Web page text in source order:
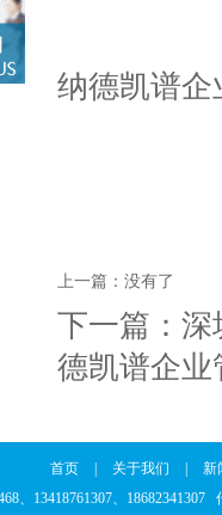
纳德凯谱
上一篇： 没有了
下一篇： 深
德凯谱企业
首页 关于我们
新
、13418761307、